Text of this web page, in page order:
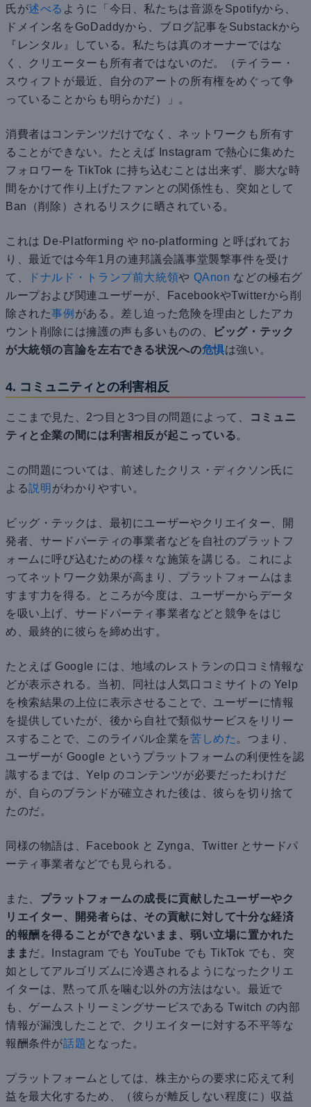
氏が述べる ように「今日、私たちは音源をSpotifyから、
ドメイン名をGoDaddyから、ブログ記事をSubstackから
『レンタル』している。私たちは真のオーナーではな
く、クリエーターも所有者ではないのだ。（テイラー・
スウィフトが最近、自分のアートの所有権をめぐって争
っていることからも明らかだ）」。
消費者はコンテンツだけでなく、ネットワークも所有す
ることができない。たとえば Instagram で熱心に集めた
フォロワーを TikTok に持ち込むことは出来ず、膨大な時
間をかけて作り上げたファンとの関係性も、突如として
Ban（削除）されるリスクに晒されている。
これは De-Platforming や no-platforming と呼ばれてお
り、最近では今年1月の連邦議会議事堂襲撃事件を受け
て、
ドナルド・トランプ前大統領や QAnon などの極右グ
ループおよび関連ユーザーが、FacebookやTwitterから削
除された事例 がある。差し迫った危険を理由としたアカ
ウント削除には擁護の声も多いものの、
ビッグ・テック
が大統領の言論を左右できる状況への危惧は強い。
4. コミュニティとの利害相反
ここまで見た、2つ目と3つ目の問題によって、
コミュニ
ティと企業の間には利害相反が起こっている。
この問題については、前述したクリス・ディクソン氏に
よる説明 がわかりやすい。
ビッグ・テックは、最初にユーザーやクリエイター、開
発者、サードパーティの事業者などを自社のプラットフ
ォームに呼び込むための様々な施策を講じる。これによ
ってネットワーク効果が高まり、プラットフォームはま
すます力を得る。ところが今度は、ユーザーからデータ
を吸い上げ、サードパーティ事業者などと競争をはじ
め、最終的に彼らを締め出す。
たとえば Google には、地域のレストランの口コミ情報な
どが表示される。当初、同社は人気口コミサイトの Yelp
を検索結果の上位に表示させることで、ユーザーに情報
を提供していたが、後から自社で類似サービスをリリー
スすることで、このライバル企業を苦しめた 。つまり、
ユーザーが Google というプラットフォームの利便性を認
識するまでは、Yelp のコンテンツが必要だったわけだ
が、自らのブランドが確立された後は、彼らを切り捨て
たのだ。
同様の物語は、Facebook と Zynga、Twitter とサードパ
ーティ事業者などでも見られる。
また、 プラットフォームの成長に貢献したユーザーやク
リエイター、開発者らは、その貢献に対して十分な経済
的報酬を得ることができないまま、弱い立場に置かれた
まま だ。Instagram でも YouTube でも TikTok でも、突
如としてアルゴリズムに冷遇されるようになったクリエ
イターは、黙って爪を噛む以外の方法はない。最近で
も、ゲームストリーミングサービスである Twitch の内部
情報が漏洩したことで、クリエイターに対する不平等な
報酬条件が話題 となった。
プラットフォームとしては、株主からの要求に応えて利
益を最大化するため、（彼らが離反しない程度に）収益